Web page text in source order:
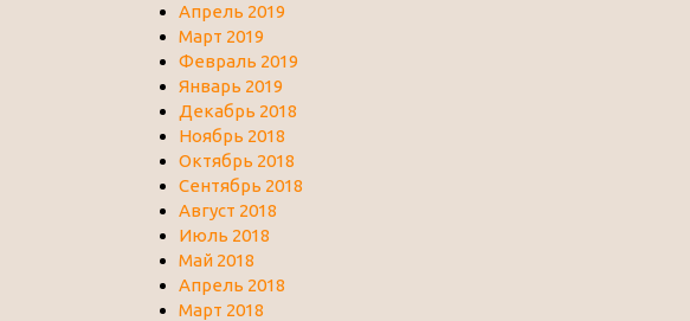
Апрель 2019
Март 2019
Февраль 2019
Январь 2019
Декабрь 2018
Ноябрь 2018
Октябрь 2018
Сентябрь 2018
Август 2018
Июль 2018
Май 2018
Апрель 2018
Март 2018